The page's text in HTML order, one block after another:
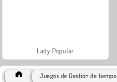
Lady Popular
Juegos de Gestión de tiempo